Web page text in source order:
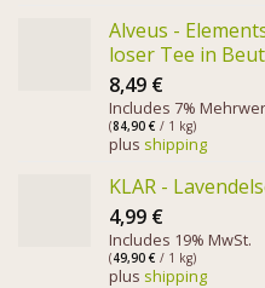
Alveus -
loser Tee in
8,49 €
Includes 7%
(84,90 € / 1 kg)
plus shipping
KLAR -
4,99 €
Includes 19% MwSt.
(49,90 € / 1 kg)
plus shipping